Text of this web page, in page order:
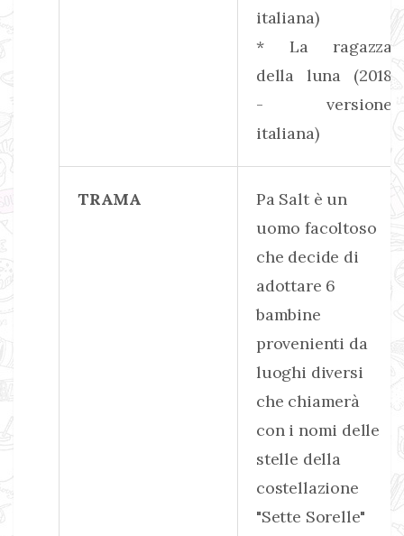
italiana)
* La ragazza
della luna (2018
- versione
italiana)
TRAMA
Pa Salt è un
uomo facoltoso
che decide di
adottare 6
bambine
provenienti da
luoghi diversi
che chiamerà
con i nomi delle
stelle della
costellazione
"Sette Sorelle"